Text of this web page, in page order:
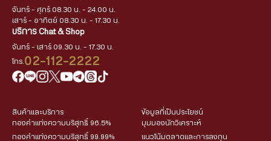
จันทร์ - ศุกร์ 08.30 น. - 24.00 น.
เสาร์ - อาทิตย์ 08.30 น. - 17.30 น.
บริการ Chat & Shop
จันทร์ - เสาร์ 09.30 น. - 17.30 น.
โทร. 02-112-2222
สินค้าและบริการ
ทองคำแท่งความบริสุทธิ์ 96.5%
ทองคำแท่งความบริสุทธิ์ 99.99%
ข้อมูลที่เป็นประโยชน์
มุมมองนักวิเคราะห์
แนวโน้มตลาดและการลงทุน